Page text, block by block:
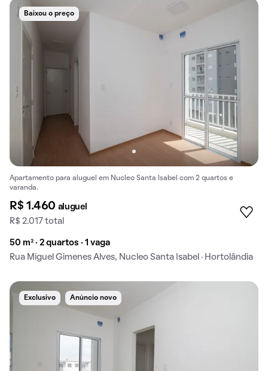
Baixou o preço
Apartamento para aluguel em Nucleo Santa Isabel com 2 quartos e
varanda.
R$ 1.460 aluguel
R$ 2.017 total
50 m² · 2 quartos · 1 vaga
Rua Miguel Gimenes Alves, Nucleo Santa Isabel · Hortolândia
Exclusivo Anúncio novo